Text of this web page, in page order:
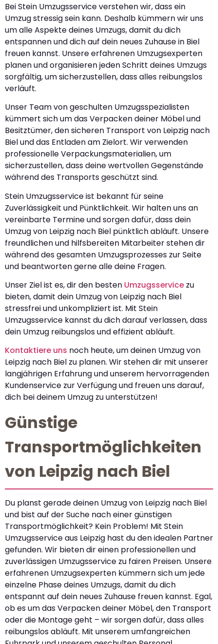
Bei Stein Umzugsservice verstehen wir, dass ein
Umzug stressig sein kann. Deshalb kümmern wir uns
um alle Aspekte deines Umzugs, damit du dich
entspannen und dich auf dein neues Zuhause in Biel
freuen kannst. Unsere erfahrenen Umzugsexperten
planen und organisieren jeden Schritt deines Umzugs
sorgfältig, um sicherzustellen, dass alles reibungslos
verläuft.
Unser Team von geschulten Umzugsspezialisten
kümmert sich um das Verpacken deiner Möbel und
Besitztümer, den sicheren Transport von Leipzig nach
Biel und das Entladen am Zielort. Wir verwenden
professionelle Verpackungsmaterialien, um
sicherzustellen, dass deine wertvollen Gegenstände
während des Transports geschützt sind.
Stein Umzugsservice ist bekannt für seine
Zuverlässigkeit und Pünktlichkeit. Wir halten uns an
vereinbarte Termine und sorgen dafür, dass dein
Umzug von Leipzig nach Biel pünktlich abläuft. Unsere
freundlichen und hilfsbereiten Mitarbeiter stehen dir
während des gesamten Umzugsprozesses zur Seite
und beantworten gerne alle deine Fragen.
Unser Ziel ist es, dir den besten Umzugsservice zu
bieten, damit dein Umzug von Leipzig nach Biel
stressfrei und unkompliziert ist. Mit Stein
Umzugsservice kannst du dich darauf verlassen, dass
dein Umzug reibungslos und effizient abläuft.
Kontaktiere uns noch heute, um deinen Umzug von
Leipzig nach Biel zu planen. Wir stehen dir mit unserer
langjährigen Erfahrung und unserem hervorragenden
Kundenservice zur Verfügung und freuen uns darauf,
dich bei deinem Umzug zu unterstützen!
Günstige
Transportmöglichkeiten
von Leipzig nach Biel
Du planst gerade deinen Umzug von Leipzig nach Biel
und bist auf der Suche nach einer günstigen
Transportmöglichkeit? Kein Problem! Mit Stein
Umzugsservice aus Leipzig hast du den idealen Partner
gefunden. Wir bieten dir einen professionellen und
zuverlässigen Umzugsservice zu fairen Preisen. Unsere
erfahrenen Umzugsexperten kümmern sich um jede
einzelne Phase deines Umzugs, damit du dich
entspannt auf dein neues Zuhause freuen kannst. Egal,
ob es um das Verpacken deiner Möbel, den Transport
oder die Montage geht – wir sorgen dafür, dass alles
reibungslos abläuft. Mit unserem umfangreichen